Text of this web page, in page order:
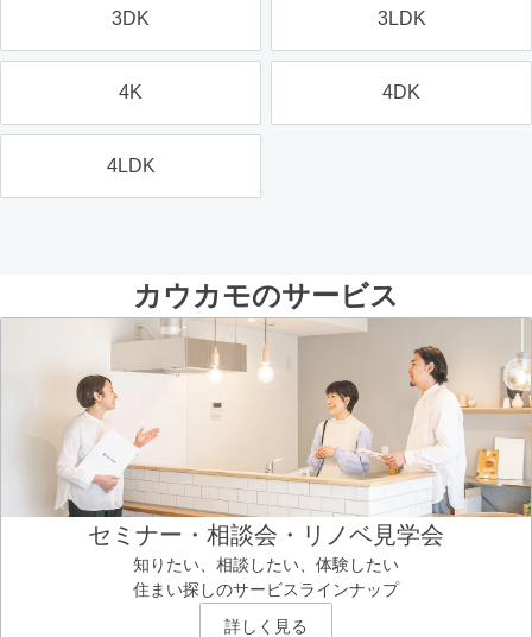
3DK 3LDK
4K 4DK
4LDK
カウカモのサービス
セミナー・相談会・リノベ見学会
知りたい、相談したい、体験したい
住まい探しのサービスラインナップ
詳しく見る